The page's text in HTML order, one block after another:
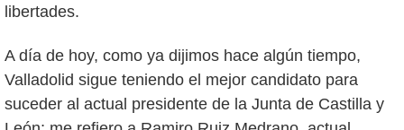
libertades.
A día de hoy, como ya dijimos hace algún tiempo,
Valladolid sigue teniendo el mejor candidato para
suceder al actual presidente de la Junta de Castilla y